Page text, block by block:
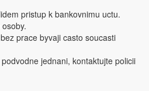
pristup k bankovnimu uctu.
prace byvaji casto soucasti
jednani, kontaktujte policii